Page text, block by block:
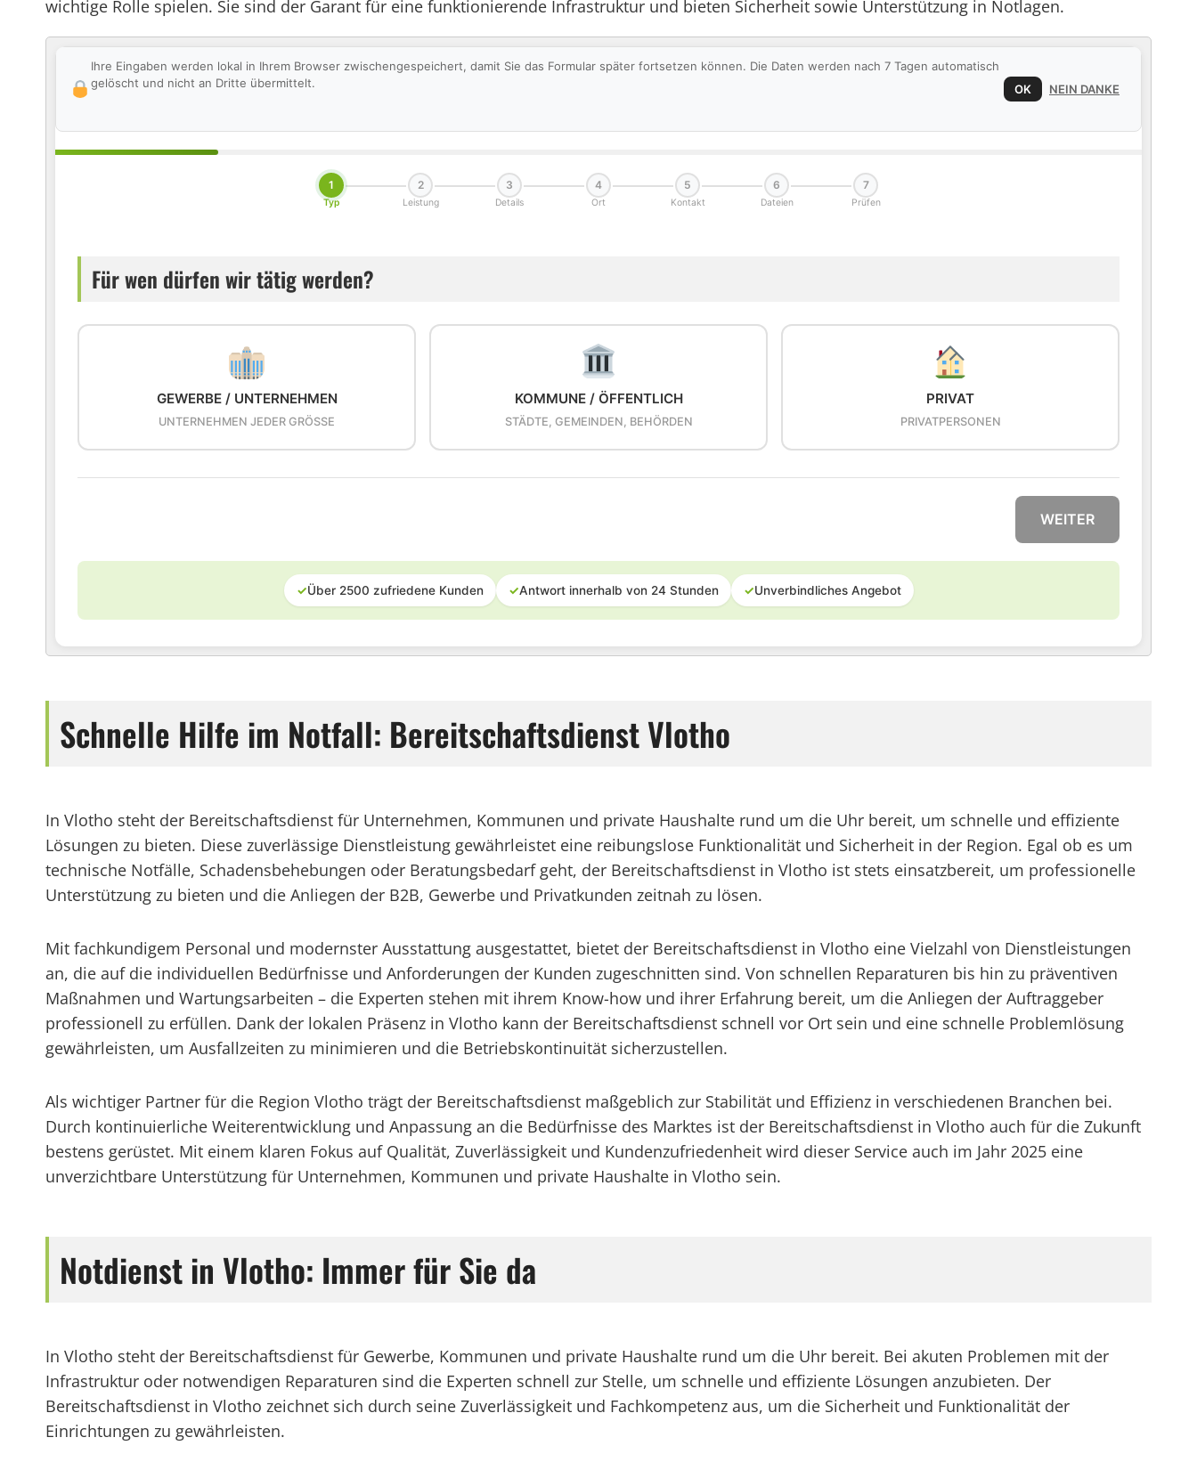
wichtige Rolle spielen. Sie sind der Garant für eine funktionierende Infrastruktur und bieten Sicherheit sowie Unterstützung in Notlagen.
Ihre Eingaben werden lokal in Ihrem Browser zwischengespeichert, damit Sie das Formular später fortsetzen können. Die Daten werden nach 7 Tagen automatisch
gelöscht und nicht an Dritte übermittelt.
OK NEIN DANKE
1
Typ
2
Leistung
3
Details
4
Ort
5
Kontakt
6
Dateien
7
Prüfen
Für wen dürfen wir tätig werden?
GEWERBE / UNTERNEHMEN
UNTERNEHMEN JEDER GRÖSSE
KOMMUNE / ÖFFENTLICH
STÄDTE, GEMEINDEN, BEHÖRDEN
PRIVAT
PRIVATPERSONEN
WEITER
✓Über 2500 zufriedene Kunden ✓Antwort innerhalb von 24 Stunden ✓Unverbindliches Angebot
Schnelle Hilfe im Notfall: Bereitschaftsdienst Vlotho
In Vlotho steht der Bereitschaftsdienst für Unternehmen, Kommunen und private Haushalte rund um die Uhr bereit, um schnelle und effiziente
Lösungen zu bieten. Diese zuverlässige Dienstleistung gewährleistet eine reibungslose Funktionalität und Sicherheit in der Region. Egal ob es um
technische Notfälle, Schadensbehebungen oder Beratungsbedarf geht, der Bereitschaftsdienst in Vlotho ist stets einsatzbereit, um professionelle
Unterstützung zu bieten und die Anliegen der B2B, Gewerbe und Privatkunden zeitnah zu lösen.
Mit fachkundigem Personal und modernster Ausstattung ausgestattet, bietet der Bereitschaftsdienst in Vlotho eine Vielzahl von Dienstleistungen
an, die auf die individuellen Bedürfnisse und Anforderungen der Kunden zugeschnitten sind. Von schnellen Reparaturen bis hin zu präventiven
Maßnahmen und Wartungsarbeiten – die Experten stehen mit ihrem Know-how und ihrer Erfahrung bereit, um die Anliegen der Auftraggeber
professionell zu erfüllen. Dank der lokalen Präsenz in Vlotho kann der Bereitschaftsdienst schnell vor Ort sein und eine schnelle Problemlösung
gewährleisten, um Ausfallzeiten zu minimieren und die Betriebskontinuität sicherzustellen.
Als wichtiger Partner für die Region Vlotho trägt der Bereitschaftsdienst maßgeblich zur Stabilität und Effizienz in verschiedenen Branchen bei.
Durch kontinuierliche Weiterentwicklung und Anpassung an die Bedürfnisse des Marktes ist der Bereitschaftsdienst in Vlotho auch für die Zukunft
bestens gerüstet. Mit einem klaren Fokus auf Qualität, Zuverlässigkeit und Kundenzufriedenheit wird dieser Service auch im Jahr 2025 eine
unverzichtbare Unterstützung für Unternehmen, Kommunen und private Haushalte in Vlotho sein.
Notdienst in Vlotho: Immer für Sie da
In Vlotho steht der Bereitschaftsdienst für Gewerbe, Kommunen und private Haushalte rund um die Uhr bereit. Bei akuten Problemen mit der
Infrastruktur oder notwendigen Reparaturen sind die Experten schnell zur Stelle, um schnelle und effiziente Lösungen anzubieten. Der
Bereitschaftsdienst in Vlotho zeichnet sich durch seine Zuverlässigkeit und Fachkompetenz aus, um die Sicherheit und Funktionalität der
Einrichtungen zu gewährleisten.